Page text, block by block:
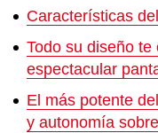
Características
Todo su diseño
espectacular
El más potente
y autonomía